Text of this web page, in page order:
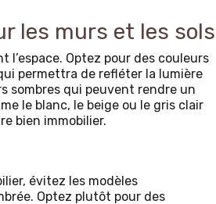
les murs et les sols
Optez pour des couleurs
permettra de refléter la lumière
sombres qui peuvent rendre un
le blanc, le beige ou le gris clair
bien immobilier.
évitez les modèles
Optez plutôt pour des